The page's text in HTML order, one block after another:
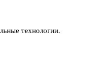
технологии.